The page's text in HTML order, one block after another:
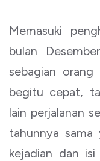
Memasuki
bulan
sebagian
begitu cepat,
lain perjalanan
tahunnya sama
kejadian dan